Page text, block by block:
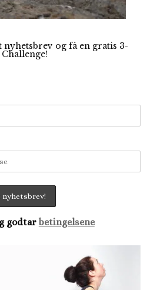
og få en gratis 3-
godtar betingelsene